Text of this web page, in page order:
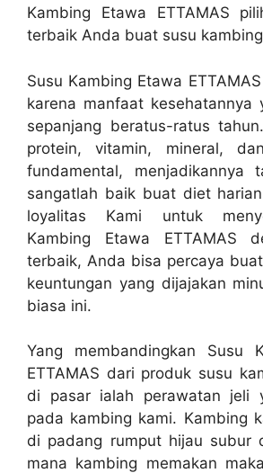
Kambing Etawa ETTAMAS
terbaik Anda buat susu
Susu Kambing Etawa
karena manfaat kesehatannya
sepanjang beratus-ratus
protein, vitamin, mineral,
fundamental, menjadikannya
sangatlah baik buat diet
loyalitas Kami untuk
Kambing Etawa ETTAMAS
terbaik, Anda bisa percaya
keuntungan yang dijajakan
biasa ini.
Yang membandingkan Susu
ETTAMAS dari produk susu
di pasar ialah perawatan jeli
pada kambing kami. Kambing
di padang rumput hijau subur
mana kambing memakan